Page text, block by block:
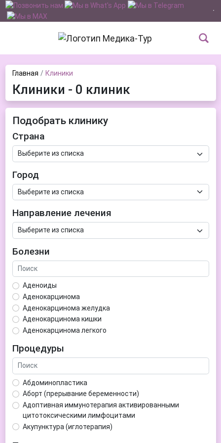
Главная Клиники
Клиники - 0 клиник
Подобрать клинику
Страна
Город
Направление лечения
Болезни
Аденоиды
Аденокарцинома
Аденокарцинома желудка
Аденокарцинома кишки
Аденокарцинома легкого
Аденома гипофиза
Аденома простаты
Аденома щитовидной железы
Аденомиоз
Адентия
Азооспермия
Акне (угри)
Алкоголизм
Процедуры
Абдоминопластика
Аборт (прерывание беременности)
Адоптивная иммунотерапия активированными
цитотоксическими лимфоцитами
Акупунктура (иглотерапия)